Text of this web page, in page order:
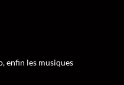
enfin les musiques